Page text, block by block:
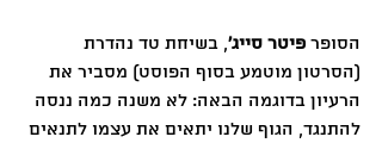
הסופר פיטר סייג׳, בשיחת טד נהדרת
(הסרטון מוטמע בסוף הפוסט) מסביר את
הרעיון בדוגמה הבאה: לא משנה כמה ננסה
להתנגד, הגוף שלנו יתאים את עצמו לתנאים